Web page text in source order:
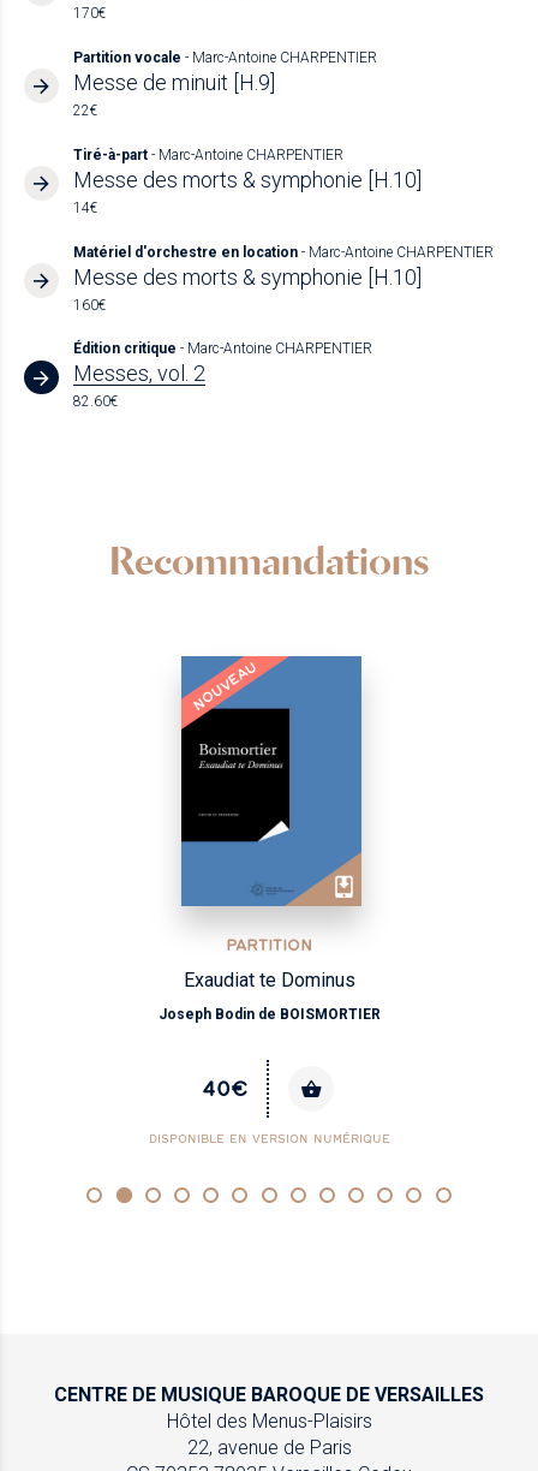
170€
Partition vocale - Marc-Antoine CHARPENTIER
Messe de minuit [H.9]
22€
Tiré-à-part - Marc-Antoine CHARPENTIER
Messe des morts & symphonie [H.10]
14€
Matériel d'orchestre en location - Marc-Antoine CHARPENTIER
Messe des morts & symphonie [H.10]
160€
Édition critique - Marc-Antoine CHARPENTIER
Messes, vol. 2
82.60€
Recommandations
NOUVEAU
PARTITION
Exaudiat te Dominus
Joseph Bodin de BOISMORTIER
40€
DISPONIBLE EN VERSION NUMÉRIQUE
CENTRE DE MUSIQUE BAROQUE DE VERSAILLES
Hôtel des Menus-Plaisirs
22, avenue de Paris